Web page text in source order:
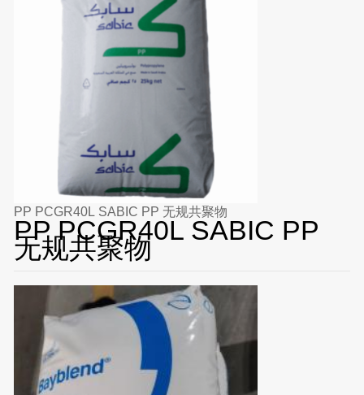
PP PCGR40L SABIC PP 无规共聚物
PP PCGR40L SABIC PP
无规共聚物